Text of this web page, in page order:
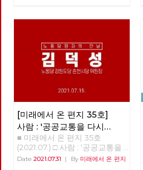
니다. 33호에 비해 34호 조회수
가 적게는 3배, 많게는 4배 정도
로 부쩍 늘었습니다. 얼굴을 알
수 없는 독자 여러 분들의 커다
드시거나 유익한 소식에 ‘좋아
요’도 눌러 주시고, 격려나 응원
의 댓글도 달아 주신다면, 미래
에서 온 편지가 더욱 풍성해지리
라 생각합니다. 그럼 이제 함께
편지를 읽어 보실까요? [미래에
서 온 편지] 편집위원회 김석정,
나도원, 안보영, 이용규, 적 야,
재체제를 유지하면서 계획경제
서 공산당과 국가는 인적 물적
자원의 거시적인 분배를 책임지
면서 사회간접시설을 구축하고
국영기업 중심으로 국내경제와
대외경제를 발전시킨다. 고르바
초프는 덩샤오핑과 같은 시기에
다. 소련 공산당의 지도부는 고
르바초프가 집권하기 이전인
1980년대 초반부터 상해 등 중
국의 산업 시설을 시찰하면서 중
국식 모델의 도입을 시도하였다.
고르바초프는 덩샤오핑과 마찬
[미래에서 온 편지 35호]
사람 : '공공교통을 다시
디자인하다' 김덕성
■ 미래에서 온 편지 35호
(2021.07.) □ 사람 : '공공교통을
다시 디자인하다' 김덕성 안보
Date 2021.07.31 | By 미래에서 온 편지